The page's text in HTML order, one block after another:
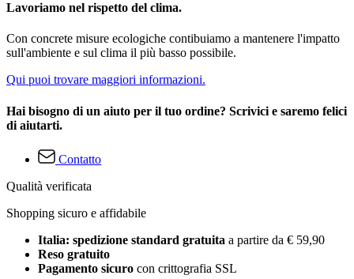
Lavoriamo nel rispetto del clima.
Con concrete misure ecologiche contibuiamo a mantenere l'impatto
sull'ambiente e sul clima il più basso possibile.
Qui puoi trovare maggiori informazioni.
Hai bisogno di un aiuto per il tuo ordine? Scrivici e saremo felici
di aiutarti.
Contatto
Qualità verificata
Shopping sicuro e affidabile
Italia: spedizione standard gratuita a partire da € 59,90
Reso gratuito
Pagamento sicuro con crittografia SSL